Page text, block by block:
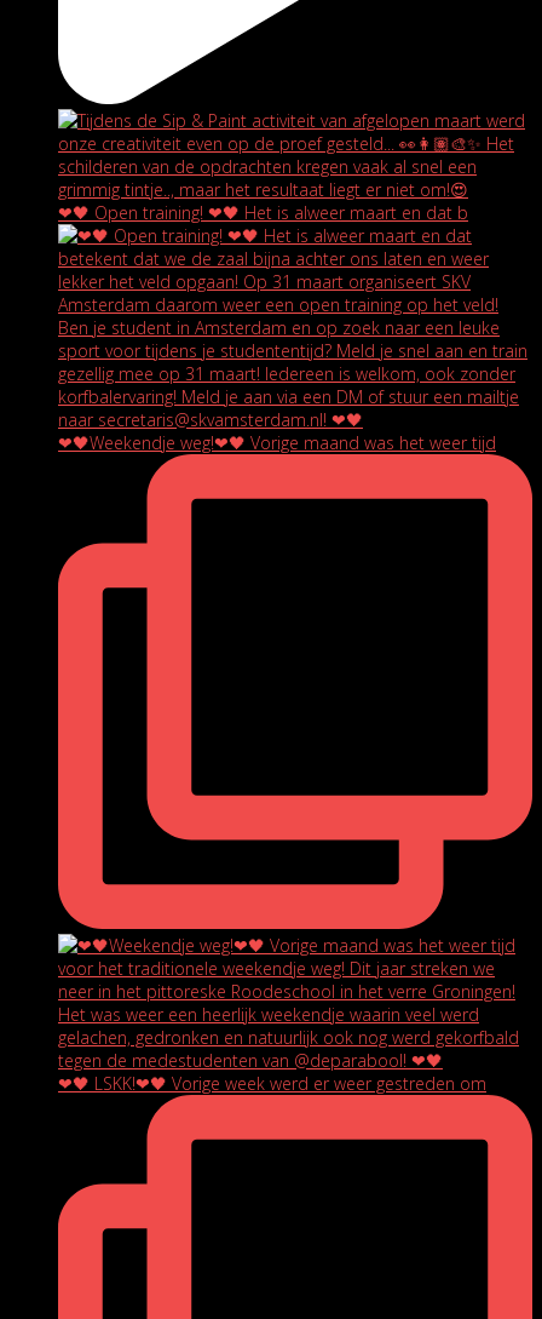
❤🖤 Open training! ❤🖤 Het is alweer maart en dat b
❤🖤Weekendje weg!❤🖤 Vorige maand was het weer tijd
❤🖤 LSKK!❤🖤 Vorige week werd er weer gestreden om